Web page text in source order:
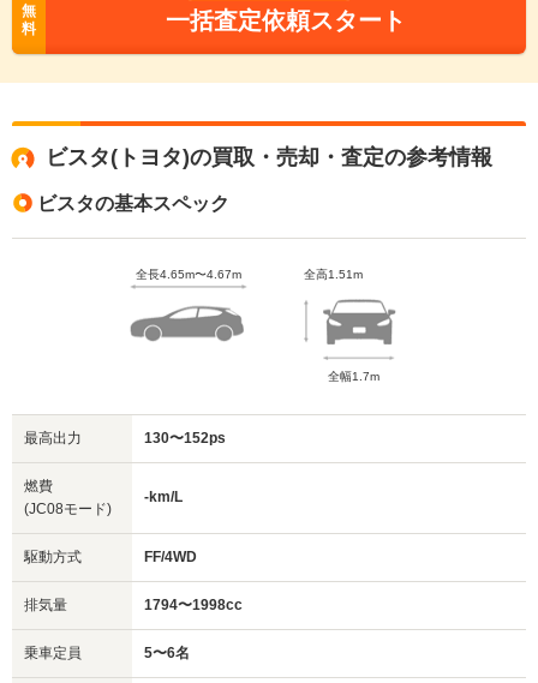
無
料
一括査定依頼スタート
ビスタ(トヨタ)の買取・売却・査定の参考情報
ビスタの基本スペック
全長4.65m〜4.67m 全高1.51m
全幅1.7m
最高出力 130〜152ps
燃費
(JC08モード)
-km/L
駆動方式 FF/4WD
排気量 1794〜1998cc
乗車定員 5〜6名